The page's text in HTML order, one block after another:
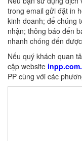
trong email gửi đặt in
kinh doanh; để chúng
nhận; thông báo đến
nhanh chóng đến
Nếu quý khách quan
cập website
PP cùng với các